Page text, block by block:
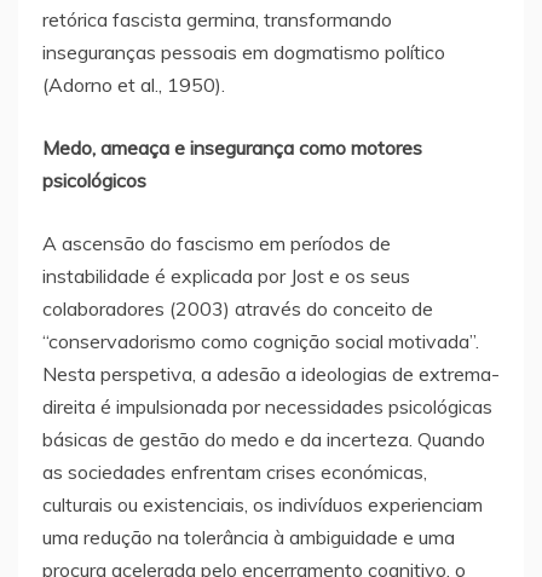
retórica fascista germina, transformando
inseguranças pessoais em dogmatismo político
(Adorno et al., 1950).
Medo, ameaça e insegurança como motores
psicológicos
A ascensão do fascismo em períodos de
instabilidade é explicada por Jost e os seus
colaboradores (2003) através do conceito de
“conservadorismo como cognição social motivada”.
Nesta perspetiva, a adesão a ideologias de extrema-
direita é impulsionada por necessidades psicológicas
básicas de gestão do medo e da incerteza. Quando
as sociedades enfrentam crises económicas,
culturais ou existenciais, os indivíduos experienciam
uma redução na tolerância à ambiguidade e uma
procura acelerada pelo encerramento cognitivo, o